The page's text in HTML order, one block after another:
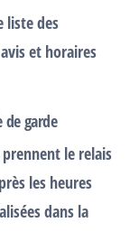
liste des
et horaires
de garde
prennent le relais
les heures
dans la